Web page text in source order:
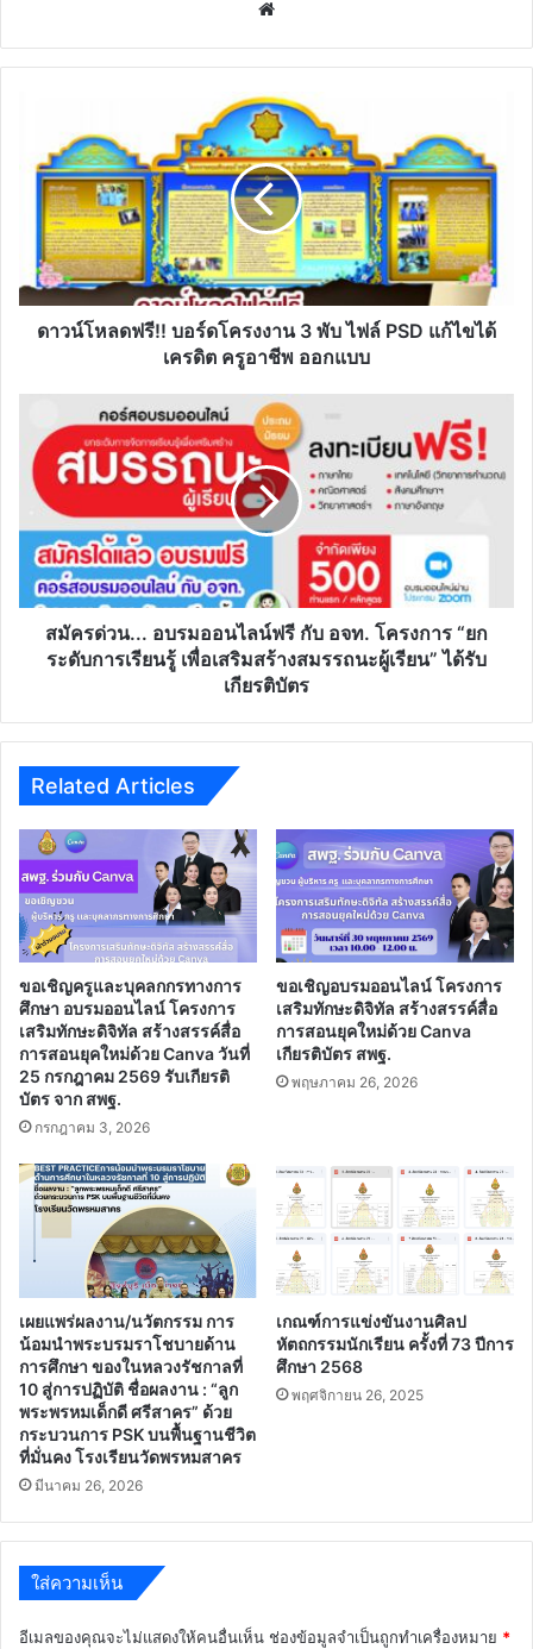
บอร์ด
โครง
ไฟล์
PSD
แก้ไข
อาชีพ
ออกแบบ
ดาวน์โหลดฟรี!! บอร์ดโครงงาน 3 พับ ไฟล์ PSD แก้ไขได้
เครดิต ครูอาชีพ ออกแบบ
ด่วน...
อบรม
ออนไลน์
กับ
อจท.
โครงการ
“ยก
ระดับ
เพื่อ
สร้าง
สมรรถนะ
ผู้
เรียน”
ได้
รับ
เกียรติ
บัตร
สมัครด่วน... อบรมออนไลน์ฟรี กับ อจท. โครงการ “ยก
ระดับการเรียนรู้ เพื่อเสริมสร้างสมรรถนะผู้เรียน” ได้รับ
เกียรติบัตร
Related Articles
ขอเชิญครูและบุคลกกรทางการ
ศึกษา อบรมออนไลน์ โครงการ
เสริมทักษะดิจิทัล สร้างสรรค์สื่อ
การสอนยุคใหม่ด้วย Canva วันที่
25 กรกฎาคม 2569 รับเกียรติ
บัตร จาก สพฐ.
กรกฎาคม 3, 2026
ขอเชิญอบรมออนไลน์ โครงการ
เสริมทักษะดิจิทัล สร้างสรรค์สื่อ
การสอนยุคใหม่ด้วย Canva
เกียรติบัตร สพฐ.
พฤษภาคม 26, 2026
เผยแพร่ผลงาน/นวัตกรรม การ
น้อมนำพระบรมราโชบายด้าน
การศึกษา ของในหลวงรัชกาลที่
10 สู่การปฏิบัติ ชื่อผลงาน : “ลูก
พระพรหมเด็กดี ศรีสาคร” ด้วย
กระบวนการ PSK บนพื้นฐานชีวิต
ที่มั่นคง โรงเรียนวัดพรหมสาคร
มีนาคม 26, 2026
เกณฑ์การแข่งขันงานศิลป
หัตถกรรมนักเรียน ครั้งที่ 73 ปีการ
ศึกษา 2568
พฤศจิกายน 26, 2025
ใส่ความเห็น
อีเมลของคุณจะไม่แสดงให้คนอื่นเห็น ช่องข้อมูลจำเป็นถูกทำเครื่องหมาย *